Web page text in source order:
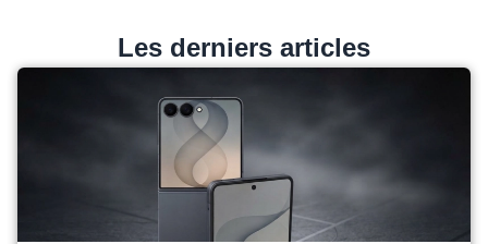
Les derniers articles